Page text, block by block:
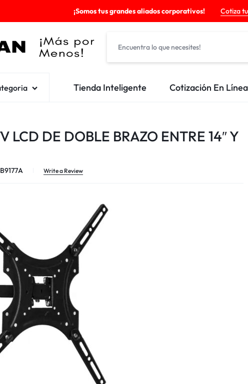
¡Somos tus grandes aliados corporativos! Cotiza
Tienda Inteligente Cotización En Línea
LCD DE DOBLE BRAZO ENTRE 14″ Y
Write a Review